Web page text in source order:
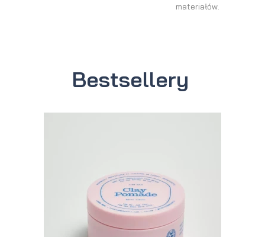
materiałów.
Bestsellery